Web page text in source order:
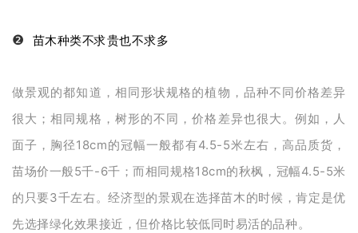
❷ 苗木种类不求贵也不求多
做景观的都知道，相同形状规格的植物，品种不同价格差异
很大；相同规格，树形的不同，价格差异也很大。例如，人
面子，胸径18cm的冠幅一般都有4.5-5米左右，高品质货，
苗场价一般5千-6千；而相同规格18cm的秋枫，冠幅4.5-5米
的只要3千左右。经济型的景观在选择苗木的时候，肯定是优
先选择绿化效果接近，但价格比较低同时易活的品种。